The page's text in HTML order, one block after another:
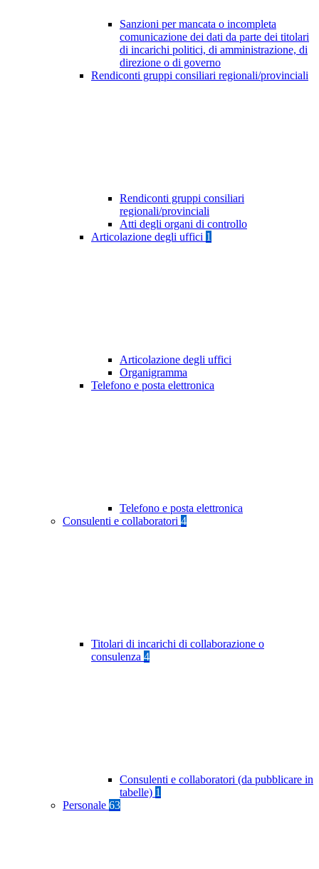
Sanzioni per mancata o incompleta
comunicazione dei dati da parte dei titolari
di incarichi politici, di amministrazione, di
direzione o di governo
Rendiconti gruppi consiliari regionali/provinciali
Rendiconti gruppi consiliari
regionali/provinciali
Atti degli organi di controllo
Articolazione degli uffici 1
Articolazione degli uffici
Organigramma
Telefono e posta elettronica
Telefono e posta elettronica
Consulenti e collaboratori 4
Titolari di incarichi di collaborazione o
consulenza 4
Consulenti e collaboratori (da pubblicare in
tabelle) 1
Personale 63